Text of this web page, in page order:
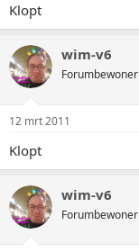
Klopt
wim-v6
Forumbewoner
12 mrt 2011
Klopt
wim-v6
Forumbewoner